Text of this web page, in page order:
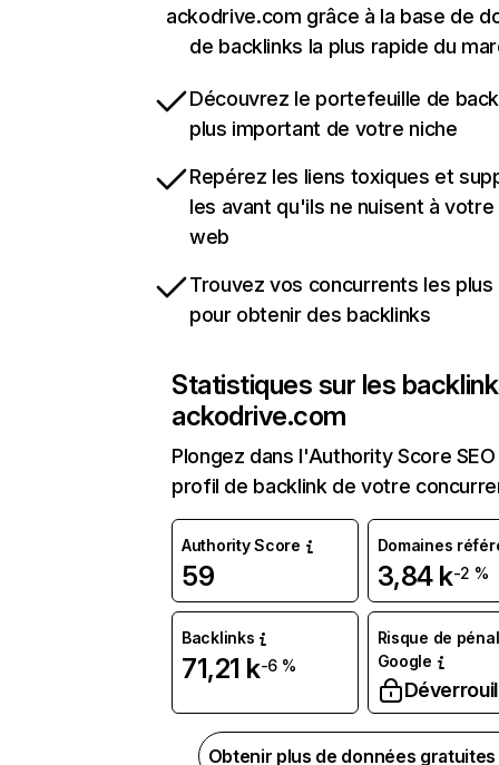
ackodrive.com grâce à la base de
de backlinks la plus rapide du
Découvrez le portefeuille de
plus important de votre niche
Repérez les liens toxiques et
les avant qu'ils ne nuisent à
web
Trouvez vos concurrents les
pour obtenir des backlinks
Statistiques sur les
ackodrive.com
Plongez dans l'Authority Score
profil de backlink de votre
Authority Score
59
Domaines
3,84 k-2 %
Backlinks
71,21 k-6 %
Risque de
Google
Obtenir plus de données